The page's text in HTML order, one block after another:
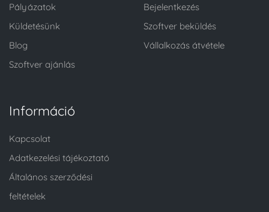
Pályázatok
Küldetésünk
Blog
Szoftver ajánlás
Bejelentkezés
Szoftver beküldés
Vállalkozás átvétele
Információ
Kapcsolat
Adatkezelési tájékoztató
Általános szerződési
feltételek